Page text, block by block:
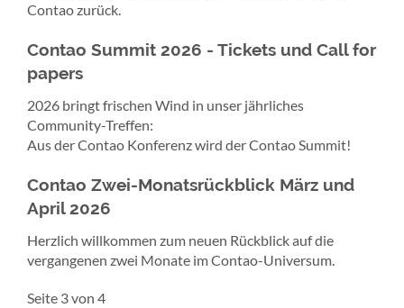
Contao zurück.
Contao Summit 2026 - Tickets und Call for
papers
2026 bringt frischen Wind in unser jährliches
Community-Treffen:
Aus der Contao Konferenz wird der Contao Summit!
Contao Zwei-Monatsrückblick März und
April 2026
Herzlich willkommen zum neuen Rückblick auf die
vergangenen zwei Monate im Contao-Universum.
Seite 3 von 4